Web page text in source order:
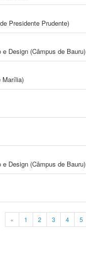
Presidente Prudente)
Design (Câmpus de Bauru)
Marília)
Design (Câmpus de Bauru)
« 1 2 3 4 5